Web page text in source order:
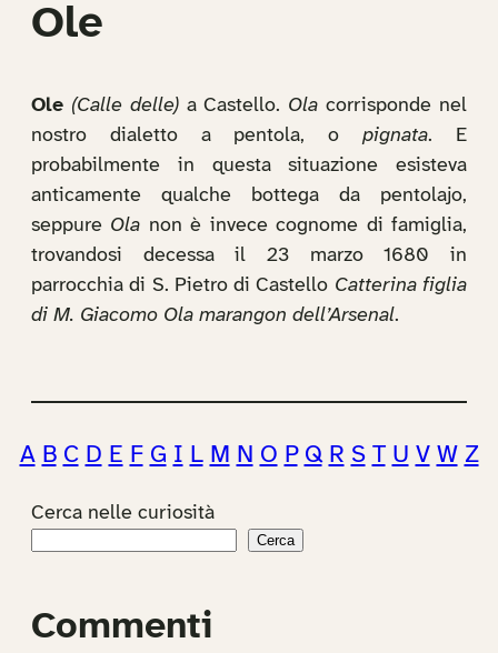
Ole
Ole (Calle delle)a Castello. Ola corrisponde nel
nostro dialetto a pentola, opignata. E
probabilmente in questa situazione esisteva
anticamente qualche bottega da pentolajo,
seppure Ola non è invece cognome di famiglia,
trovandosi decessa il 23 marzo 1680 in
parrocchia di S. Pietro di Castello Catterina figlia
di M. Giacomo Ola marangon dell’Arsenal.
A B C D E F G I L M N O P Q R S T U V W Z
Cerca nelle curiosità
Cerca
Commenti